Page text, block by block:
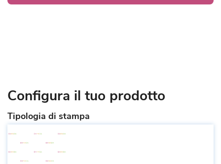
Configura il tuo prodotto
Tipologia di stampa